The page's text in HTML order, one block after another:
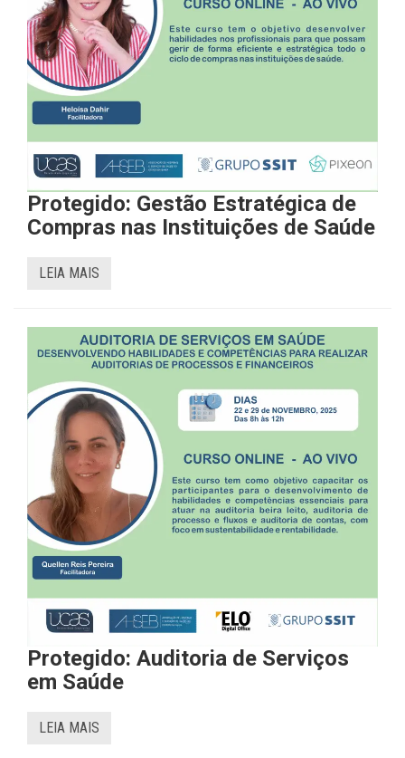
Protegido: Gestão Estratégica de
Compras nas Instituições de Saúde
LEIA MAIS
Protegido: Auditoria de Serviços
em Saúde
LEIA MAIS